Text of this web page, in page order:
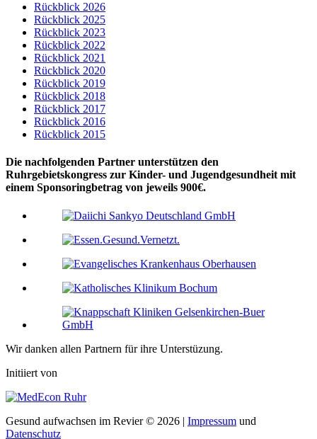
Rückblick 2026
Rückblick 2025
Rückblick 2023
Rückblick 2022
Rückblick 2021
Rückblick 2020
Rückblick 2019
Rückblick 2018
Rückblick 2017
Rückblick 2016
Rückblick 2015
Die nachfolgenden Partner unterstützen den
Ruhrgebietskongress zur Kinder- und Jugendgesundheit mit
einem Sponsoringbetrag von jeweils 900€.
Wir danken allen Partnern für ihre Unterstüzung.
Initiiert von
Gesund aufwachsen im Revier © 2026 | Impressum und
Datenschutz